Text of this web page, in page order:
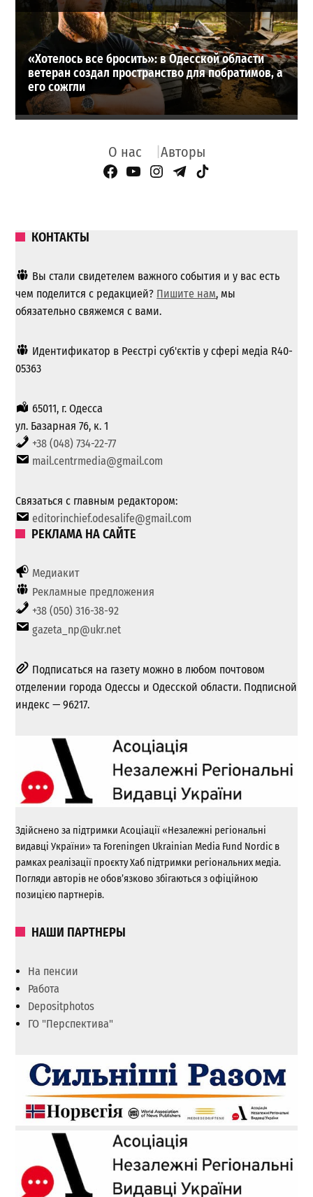
«Хотелось все бросить»: в Одесской области
ветеран создал пространство для побратимов, а
его сожгли
О нас Авторы
Facebook Page
YouTube
Instagram
Telegram
TikTok
КОНТАКТЫ
Вы стали свидетелем важного события и у вас есть
чем поделится с редакцией? Пишите нам, мы
обязательно свяжемся с вами.
Идентификатор в Реєстрі суб'єктів у сфері медіа R40-
05363
65011, г. Одесса
ул. Базарная 76, к. 1
+38 (048) 734-22-77
mail.centrmedia@gmail.com
Связаться с главным редактором:
editorinchief.odesalife@gmail.com
РЕКЛАМА НА САЙТЕ
Медиакит
Рекламные предложения
+38 (050) 316-38-92
gazeta_np@ukr.net
Подписаться на газету можно в любом почтовом
отделении города Одессы и Одесской области. Подписной
индекс — 96217.
Здійснено за підтримки Асоціації «Незалежні регіональні
видавці України» та Foreningen Ukrainian Media Fund Nordic в
рамках реалізації проєкту Хаб підтримки регіональних медіа.
Погляди авторів не обов’язково збігаються з офіційною
позицією партнерів.
НАШИ ПАРТНЕРЫ
На пенсии
Работа
Depositphotos
ГО "Перспектива"